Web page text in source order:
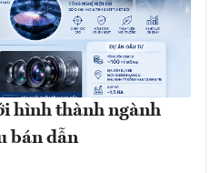
hình thành ngành
bán dẫn